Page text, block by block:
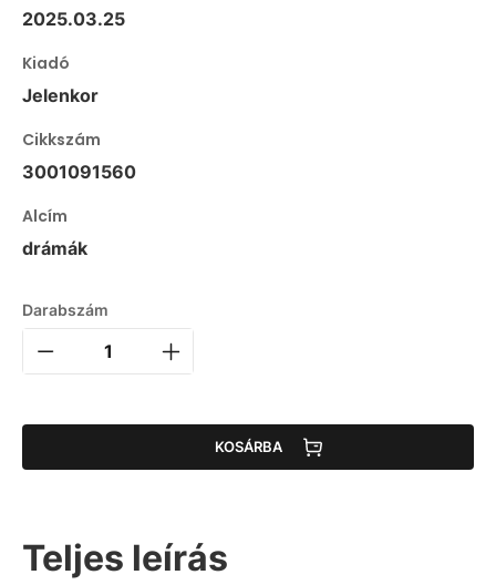
2025.03.25
Kiadó
Jelenkor
Cikkszám
3001091560
Alcím
drámák
Darabszám
KOSÁRBA
Teljes leírás